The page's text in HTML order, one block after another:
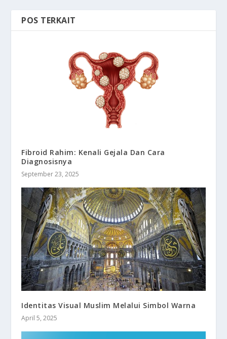
POS TERKAIT
Fibroid Rahim: Kenali Gejala Dan Cara
Diagnosisnya
September 23, 2025
Identitas Visual Muslim Melalui Simbol Warna
April 5, 2025